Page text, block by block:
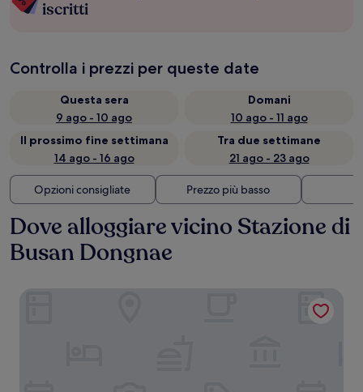
iscritti
Controlla i prezzi per queste date
Questa sera
9 ago - 10 ago
Domani
10 ago - 11 ago
Il prossimo fine settimana
14 ago - 16 ago
Tra due settimane
21 ago - 23 ago
Opzioni consigliate Prezzo più basso
Dove alloggiare vicino Stazione di
Busan Dongnae